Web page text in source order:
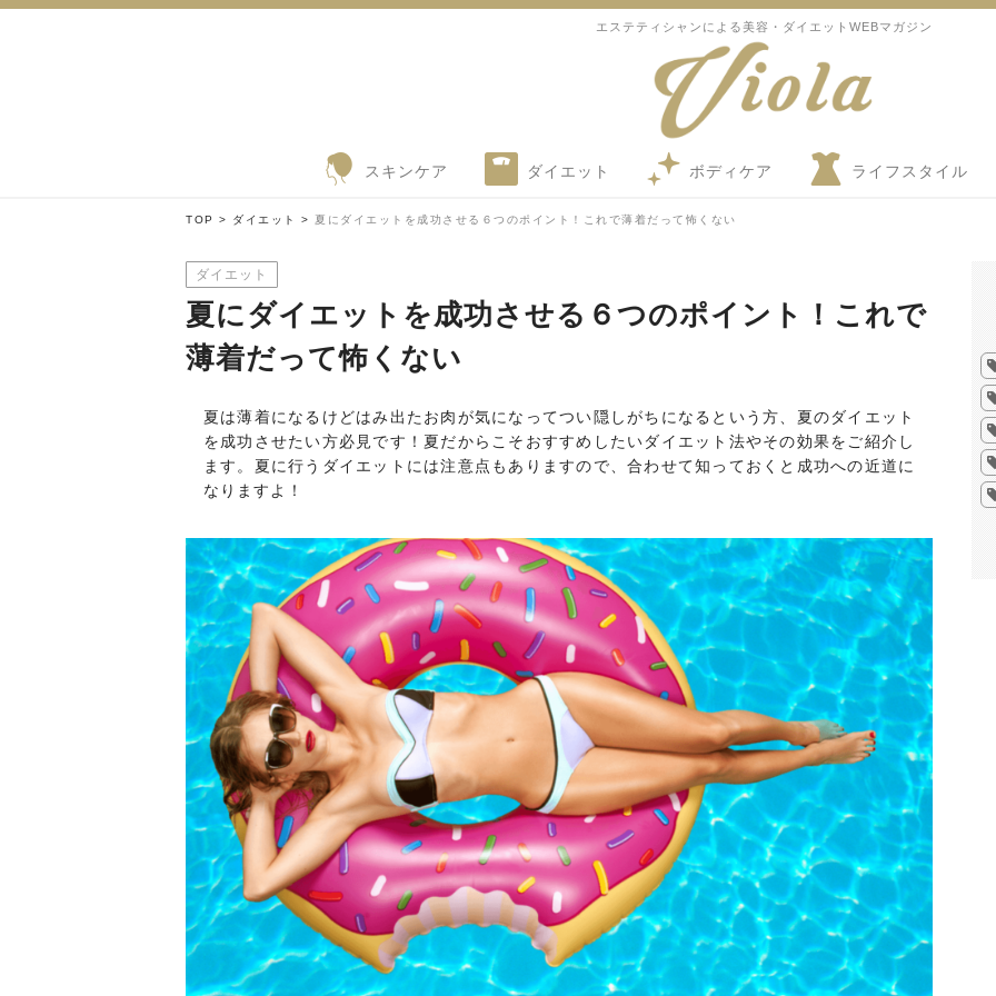
エステティシャンによる美容・ダイエットWEBマガジン
スキンケア ダイエット ボディケア ライフスタイル
TOP > ダイエット > 夏にダイエットを成功させる６つのポイント！これで薄着だって怖くない
ダイエット
夏にダイエットを成功させる６つのポイント！これで
薄着だって怖くない
夏は薄着になるけどはみ出たお肉が気になってつい隠しがちになるという方、夏のダイエット
を成功させたい方必見です！夏だからこそおすすめしたいダイエット法やその効果をご紹介し
ます。夏に行うダイエットには注意点もありますので、合わせて知っておくと成功への近道に
なりますよ！